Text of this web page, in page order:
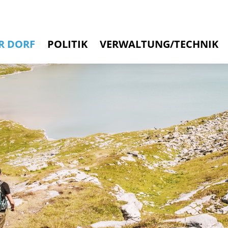
DORF POLITIK VERWALTUNG/TECHNIK